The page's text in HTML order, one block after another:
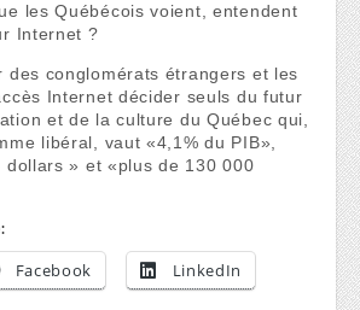
les Québécois voient, entendent
Internet ?
des conglomérats étrangers et les
Internet décider seuls du futur
et de la culture du Québec qui,
libéral, vaut «4,1% du PIB»,
dollars » et «plus de 130 000
Facebook LinkedIn